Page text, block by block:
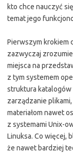
kto chce nauczyć
temat jego
Pierwszym krokiem
zazwyczaj
miejsca na
z tym systemem
struktura katalogów
zarządzanie
materiałom nawet
z systemami Unix-
Linuksa. Co więcej,
że nawet bardziej